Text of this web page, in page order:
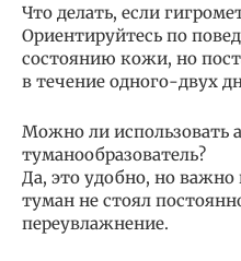
Что делать, если
Ориентируйтесь по
состоянию кожи, но
в течение одного-двух
Можно ли использовать
туманообразователь?
Да, это удобно, но
туман не стоял
переувлажнение.